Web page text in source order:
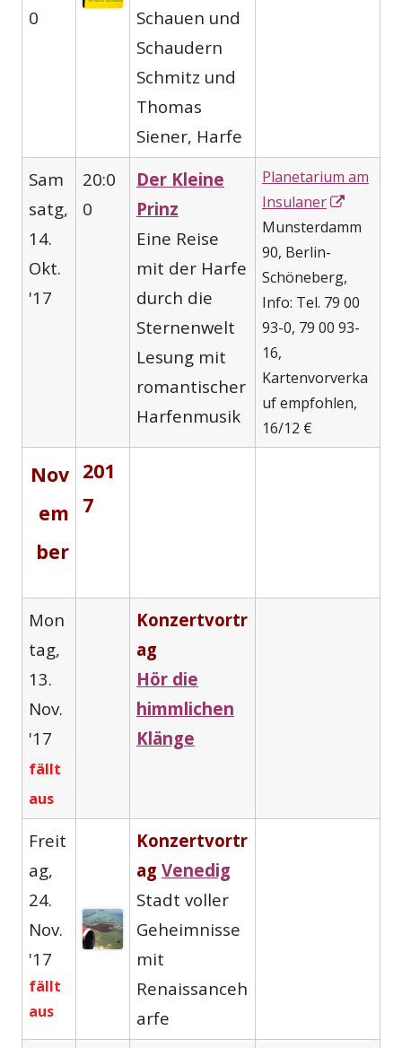
0
Schauen und
Schaudern
Schmitz und
Thomas
Siener, Harfe
Sam
satg,
14.
Okt.
'17
20:0
0
Der Kleine
Prinz
Eine Reise
mit der Harfe
durch die
Sternenwelt
Lesung mit
romantischer
Harfenmusik
Planetarium am
Insulaner
neuem
öffnen
Munsterdamm
90, Berlin-
Schöneberg,
Info: Tel. 79 00
93-0, 79 00 93-
16,
Kartenvorverka
uf empfohlen,
16/12 €
Nov
em
ber
201
7
Mon
tag,
13.
Nov.
'17
fällt
aus
Konzertvortr
ag
Hör die
himmlichen
Klänge
Freit
ag,
24.
Nov.
'17
fällt
aus
Konzertvortr
ag Venedig
Stadt voller
Geheimnisse
mit
Renaissanceh
arfe